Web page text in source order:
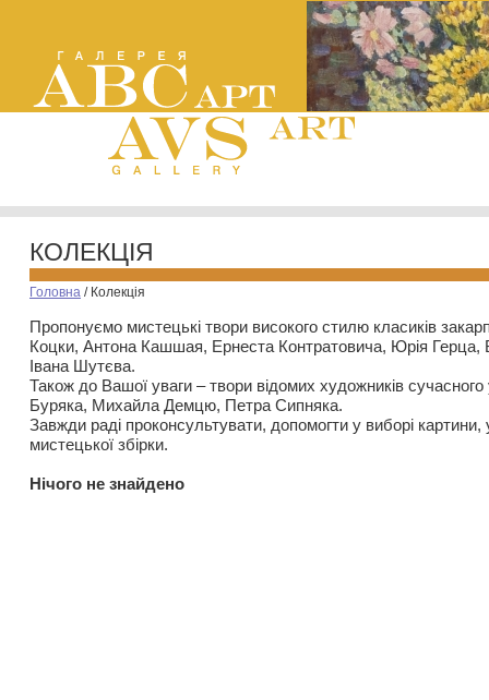
КОЛЕКЦІЯ
Головна / Колекція
Пропонуємо мистецькі твори високого стилю класиків
Коцки, Антона Кашшая, Ернеста Контратовича, Юрія
Івана Шутєва.
Також до Вашої уваги – твори відомих художників
Буряка, Михайла Демцю, Петра Сипняка.
Завжди раді проконсультувати, допомогти у виборі картини,
мистецької збірки.
Нiчого не знайдено